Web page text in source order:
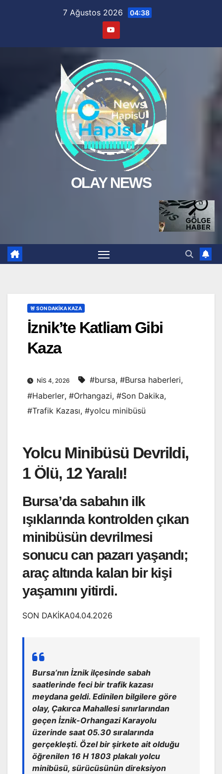
7 Ağustos 2026 04:38
OLAY NEWS
🚨 SON DAKİKA KAZA
İznik’te Katliam Gibi
Kaza
NIS 4, 2026 #bursa, #Bursa haberleri,
#Haberler, #Orhangazi, #Son Dakika,
#Trafik Kazası, #yolcu minibüsü
Yolcu Minibüsü Devrildi,
1 Ölü, 12 Yaralı!
Bursa’da sabahın ilk
ışıklarında kontrolden çıkan
minibüsün devrilmesi
sonucu can pazarı yaşandı;
araç altında kalan bir kişi
yaşamını yitirdi.
SON DAKİKA04.04.2026
Bursa’nın İznik ilçesinde sabah
saatlerinde feci bir trafik kazası
meydana geldi. Edinilen bilgilere göre
olay, Çakırca Mahallesi sınırlarından
geçen İznik-Orhangazi Karayolu
üzerinde saat 05.30 sıralarında
gerçekleşti. Özel bir şirkete ait olduğu
öğrenilen 16 H 1803 plakalı yolcu
minibüsü, sürücüsünün direksiyon